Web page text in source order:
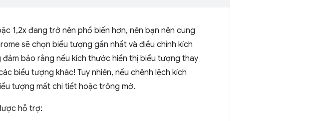
1,2x đang trở nên phổ biến hơn, nên bạn nên cung
sẽ chọn biểu tượng gần nhất và điều chỉnh kích
bảo rằng nếu kích thước hiển thị biểu tượng thay
biểu tượng khác! Tuy nhiên, nếu chênh lệch kích
tượng mất chi tiết hoặc trông mờ.
hỗ trợ: